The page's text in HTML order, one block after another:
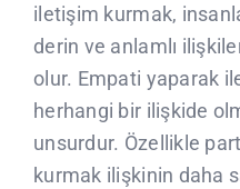
iletişim kurmak,
derin ve anlamlı
olur. Empati yaparak
herhangi bir ilişkide
unsurdur. Özellikle
kurmak ilişkinin daha